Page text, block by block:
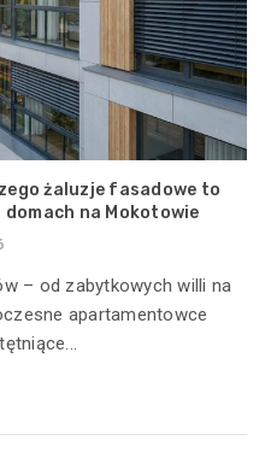
żaluzje fasadowe to
na Mokotowie
– od zabytkowych willi na
apartamentowce